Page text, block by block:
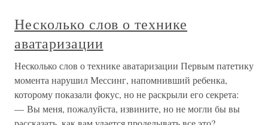
Несколько слов о технике
аватаризации
Несколько слов о технике аватаризации Первым патетику
момента нарушил Мессинг, напомнивший ребенка,
которому показали фокус, но не раскрыли его секрета:
— Вы меня, пожалуйста, извините, но не могли бы вы